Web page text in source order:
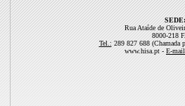
SEDE:
Rua Ataíde de
8000-218
Tel.: 289 827 688 (Chamada
www.hisa.pt - E-